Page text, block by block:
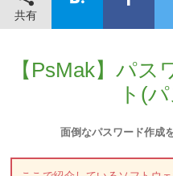
共有
【PsMak】パス
ト(
面倒なパスワード作成